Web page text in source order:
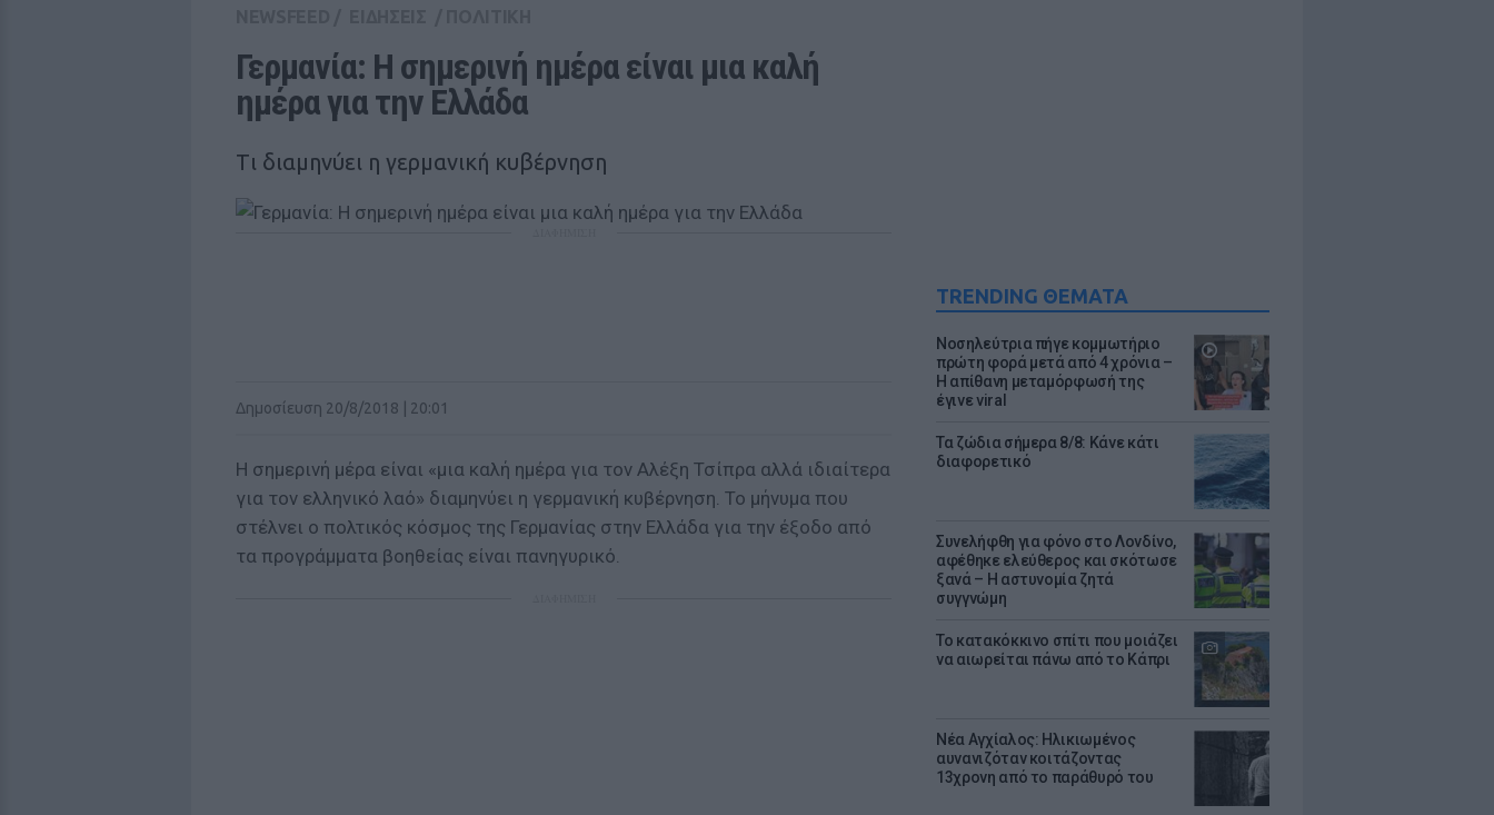
TRENDING ΘΕΜΑΤΑ
Νοσηλεύτρια πήγε κομμωτήριο
πρώτη φορά μετά από 4 χρόνια –
Η απίθανη μεταμόρφωσή της
έγινε viral
Τα ζώδια σήμερα 8/8: Κάνε κάτι
διαφορετικό
Συνελήφθη για φόνο στο Λονδίνο,
αφέθηκε ελεύθερος και σκότωσε
ξανά – Η αστυνομία ζητά
συγγνώμη
Το κατακόκκινο σπίτι που μοιάζει
να αιωρείται πάνω από το Κάπρι
Νέα Αγχίαλος: Ηλικιωμένος
αυνανιζόταν κοιτάζοντας
13χρονη από το παράθυρό του
Γερμανία: Η σημερινή ημέρα είναι μια καλή
ημέρα για την Ελλάδα
Tι διαμηνύει η γερμανική κυβέρνηση
Δημοσίευση 20/8/2018 | 20:01
Η σημερινή μέρα είναι «μια καλή ημέρα για τον Αλέξη Τσίπρα αλλά ιδιαίτερα
για τον ελληνικό λαό» διαμηνύει η γερμανική κυβέρνηση. Το μήνυμα που
στέλνει ο πολτικός κόσμος της Γερμανίας στην Ελλάδα για την έξοδο από
τα προγράμματα βοηθείας είναι πανηγυρικό.